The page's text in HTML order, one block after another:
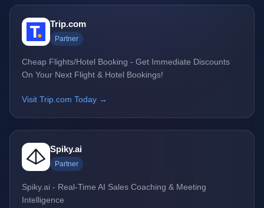
Trip.com
Partner
Cheap Flights/Hotel Booking - Get Immediate Discounts
On Your Next Flight & Hotel Bookings!
Visit Trip.com Today →
Spiky.ai
Partner
Spiky.ai - Real-Time AI Sales Coaching & Meeting
Intelligence